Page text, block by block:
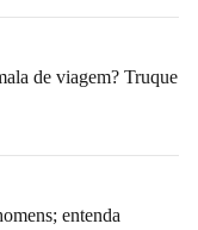
de viagem? Truque
entenda